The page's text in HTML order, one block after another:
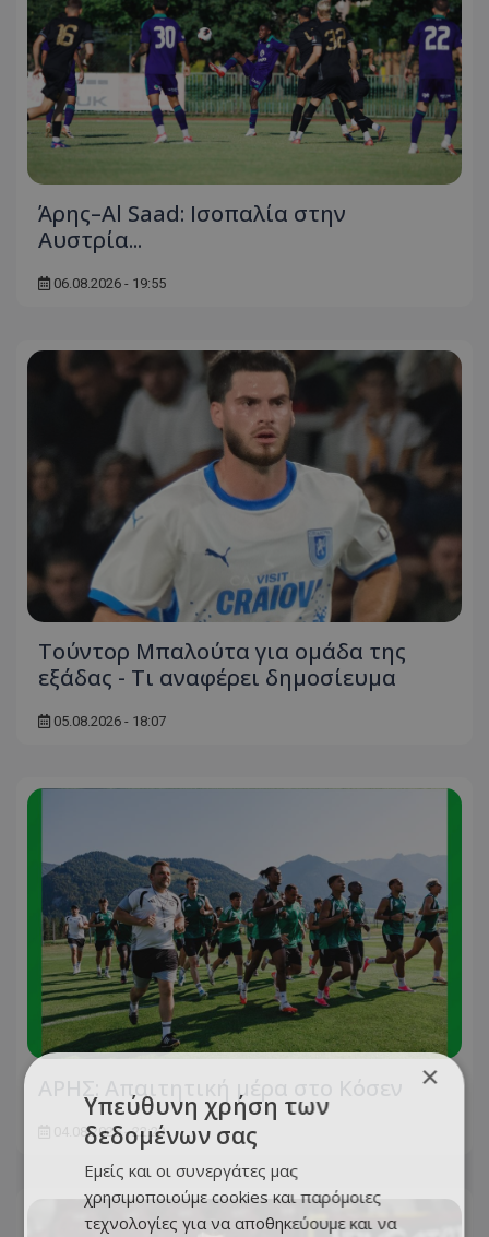
Άρης–Al Saad: Ισοπαλία στην
Αυστρία...
06.08.2026 - 19:55
Τούντορ Μπαλούτα για ομάδα της
εξάδας - Τι αναφέρει δημοσίευμα
05.08.2026 - 18:07
ΑΡΗΣ: Απαιτητική μέρα στο Κόσεν
04.08.2026 - 22:23
×
Υπεύθυνη χρήση των
δεδομένων σας
Εμείς και οι συνεργάτες μας
χρησιμοποιούμε cookies και παρόμοιες
τεχνολογίες για να αποθηκεύουμε και να